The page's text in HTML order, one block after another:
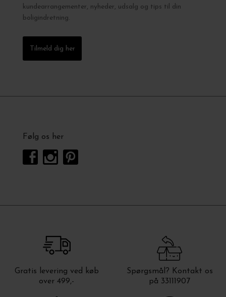
kundearrangementer, nyheder, udsalg og tips til din
boligindretning.
Tilmeld dig her
Følg os her
Gratis levering ved køb
over 499,-
Spørgsmål? Kontakt os
på 33111907